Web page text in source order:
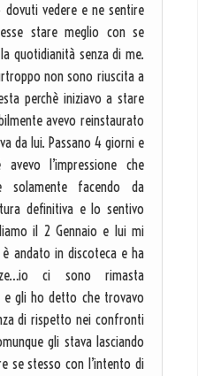
vedere e ne sentire
stare meglio con se
quotidianità senza di me.
non sono riuscita a
perchè iniziavo a stare
avevo reinstaurato
da lui. Passano 4 giorni e
l’impressione che
solamente facendo da
definitiva e lo sentivo
il 2 Gennaio e lui mi
andato in discoteca e ha
ci sono rimasta
e gli ho detto che trovavo
di rispetto nei confronti
gli stava lasciando
se stesso con l’intento di